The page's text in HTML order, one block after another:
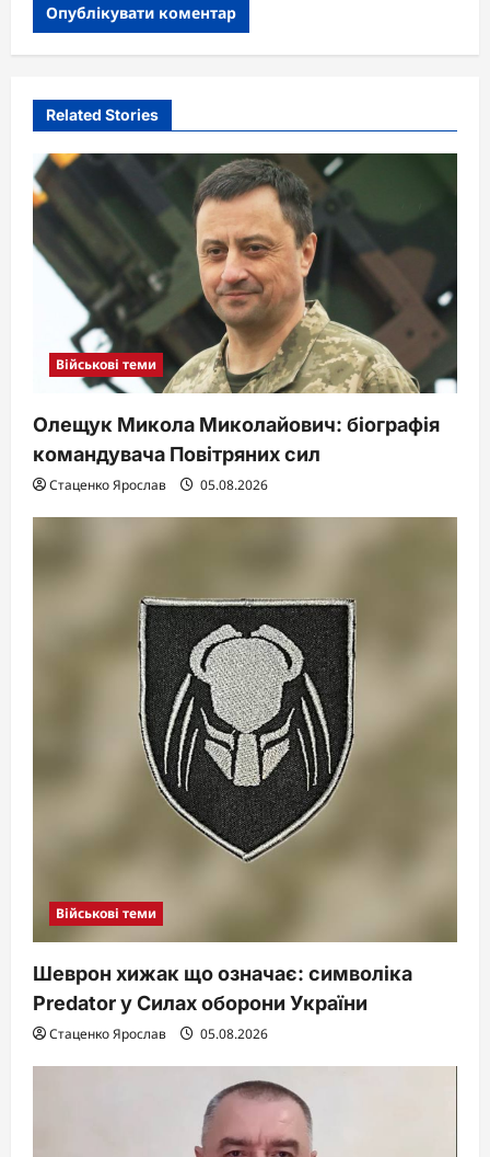
Related Stories
Військові теми
Олещук Микола Миколайович: біографія
командувача Повітряних сил
Стаценко Ярослав 05.08.2026
Військові теми
Шеврон хижак що означає: символіка
Predator у Силах оборони України
Стаценко Ярослав 05.08.2026